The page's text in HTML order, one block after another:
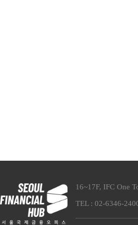
16~17F, IFC One
TEL : 02-6346-